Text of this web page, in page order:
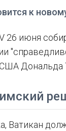
к
июня
Дональда
Ватикан